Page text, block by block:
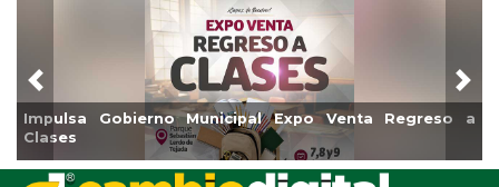
Gobierno Municipal Expo Venta Regreso a
Previous